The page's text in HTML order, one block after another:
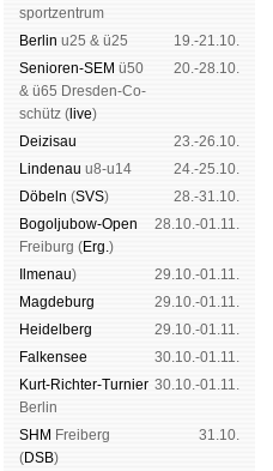
sport­zen­trum
Ber­lin u25 & ü25
19.-21.10.
Senioren-SEM ü50
& ü65 Dres­den-Co­
schütz ( live)
20.-28.10.
Dei­zi­sau
23.-26.10.
Lin­de­nau u8-u14
24.-25.10.
Dö­beln (SVS)
28.-31.10.
Bogoljubow-Open
Frei­burg (Erg.)
28.10.-01.11.
Il­me­nau)
29.10.-01.11.
Mag­de­burg
29.10.-01.11.
Hei­del­berg
29.10.-01.11.
Fal­ken­see
30.10.-01.11.
Kurt-Rich­ter-Tur­nier
Ber­lin
30.10.-01.11.
SHM Frei­berg
(DSB)
31.10.